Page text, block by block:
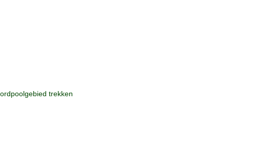
trekken